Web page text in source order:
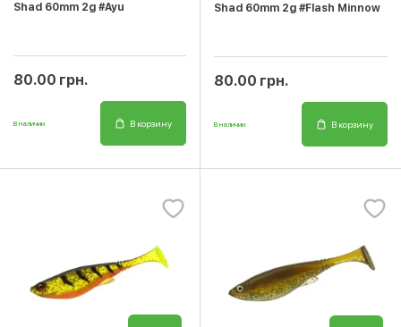
Shad 60mm 2g #Ayu
80.00 грн.
В наличии В корзину
Shad 60mm 2g #Flash Minnow
80.00 грн.
В наличии В корзину